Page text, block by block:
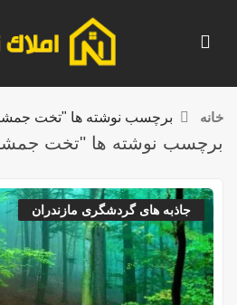
خانه برچسب نوشته ها "تخت
برچسب نوشته ها "تخت
جاذبه های گردشگری مازندران